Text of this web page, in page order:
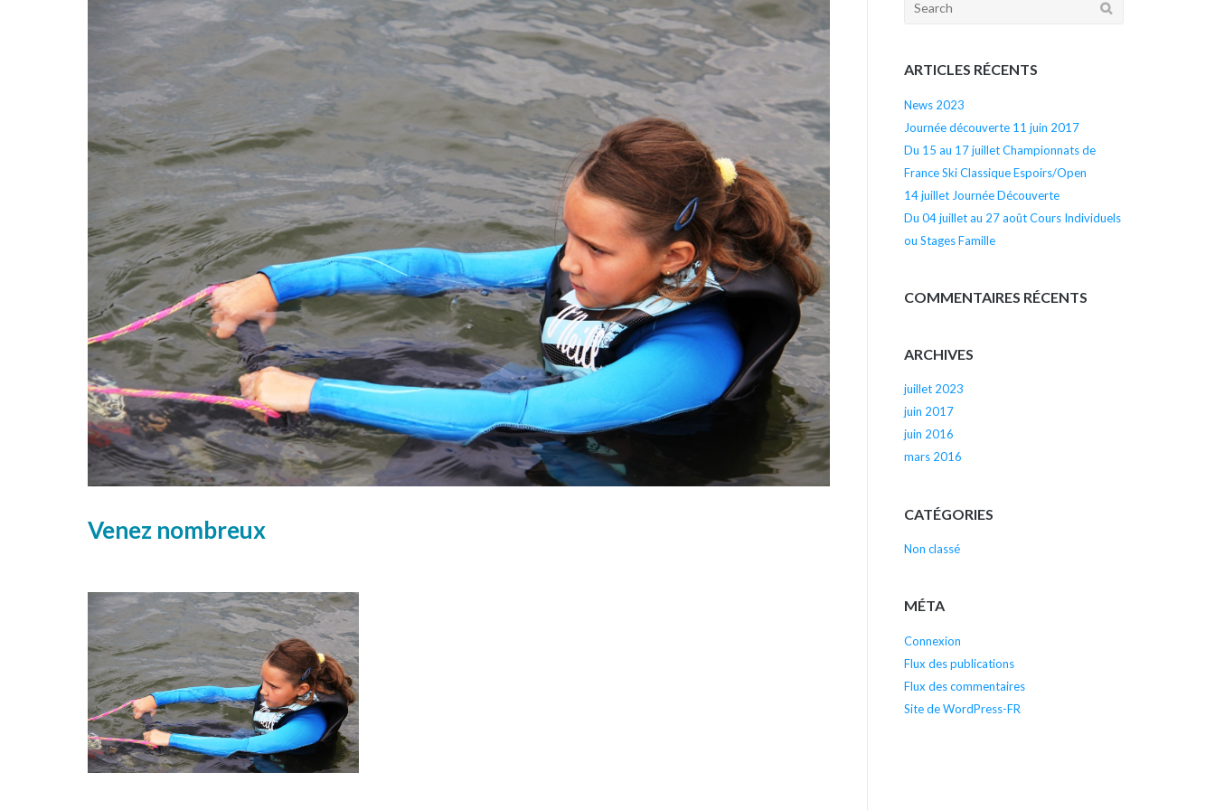
Venez nombreux
ARTICLES RÉCENTS
News 2023
Journée découverte 11 juin 2017
Du 15 au 17 juillet Championnats de
France Ski Classique Espoirs/Open
14 juillet Journée Découverte
Du 04 juillet au 27 août Cours Individuels
ou Stages Famille
COMMENTAIRES RÉCENTS
ARCHIVES
juillet 2023
juin 2017
juin 2016
mars 2016
CATÉGORIES
Non classé
MÉTA
Connexion
Flux des publications
Flux des commentaires
Site de WordPress-FR